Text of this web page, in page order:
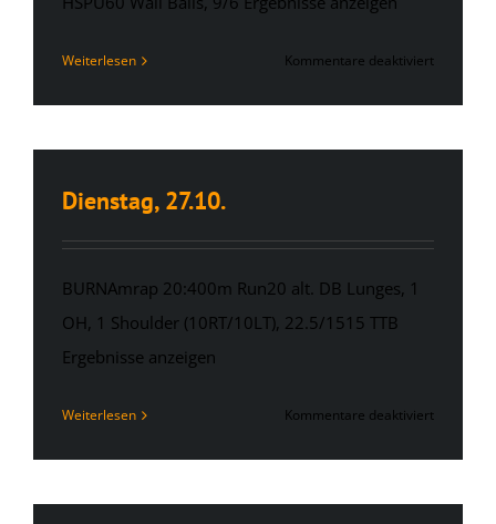
Weiterlesen Kommentare deaktiviertfür
Dienstag, 27.10.
BURNAmrap 20:400m Run20 alt. DB Lunges, 1
OH, 1 Shoulder (10RT/10LT), 22.5/1515 TTB
Ergebnisse anzeigen
Weiterlesen Kommentare deaktiviertfür